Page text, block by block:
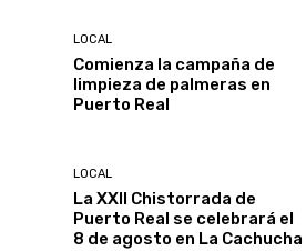
LOCAL
Comienza la campaña de
limpieza de palmeras en
Puerto Real
LOCAL
La XXII Chistorrada de
Puerto Real se celebrará el
8 de agosto en La Cachucha